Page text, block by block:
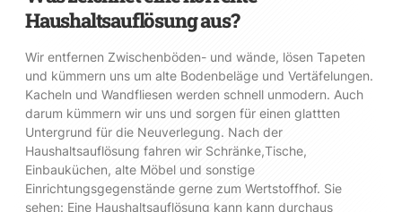
Haushaltsauflösung aus?
Wir entfernen Zwischenböden- und wände, lösen Tapeten
und kümmern uns um alte Bodenbeläge und Vertäfelungen.
Kacheln und Wandfliesen werden schnell unmodern. Auch
darum kümmern wir uns und sorgen für einen glattten
Untergrund für die Neuverlegung. Nach der
Haushaltsauflösung fahren wir Schränke,Tische,
Einbauküchen, alte Möbel und sonstige
Einrichtungsgegenstände gerne zum Wertstoffhof. Sie
sehen: Eine Haushaltsauflösung kann kann durchaus